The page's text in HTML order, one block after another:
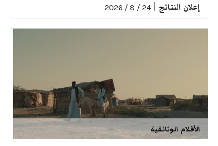
إعلان النتائج 24 / 8 / 2026
الأفلام الوثائقية